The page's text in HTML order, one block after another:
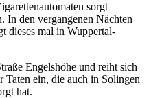
sorgt
den vergangenen Nächten
dieses mal in Wuppertal-
Engelshöhe und reiht sich
Taten ein, die auch in Solingen
hat.